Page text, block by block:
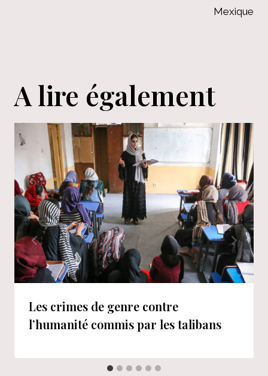
Mexique
A lire également
Les crimes de genre contre
l’humanité commis par les talibans